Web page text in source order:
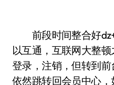
前段时间整合好
以互通，互联网大整
登录，注销，但转到
依然跳转回会员中心